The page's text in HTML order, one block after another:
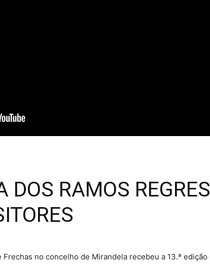
DOS RAMOS
no concelho de Mirandela recebeu a 13.ª